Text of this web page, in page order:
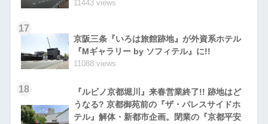
11443 views
17
京阪三条『いろは旅館跡地』が外資系ホテル
『Mギャラリー by ソフィテル』に!!
11088 views
18
『ルビノ京都堀川』来春営業終了!! 跡地はど
うなる? 京都御苑前の『ザ・パレスサイドホ
テル』解体・新都市企画。閉業の『京都平安